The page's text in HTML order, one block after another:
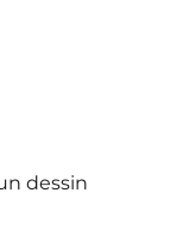
dessin